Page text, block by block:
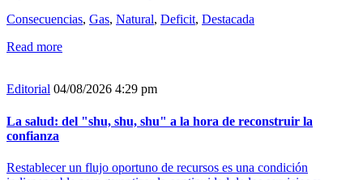
Consecuencias, Gas, Natural, Deficit, Destacada
Read more
Editorial 04/08/2026 4:29 pm
La salud: del "shu, shu, shu" a la hora de reconstruir la
confianza
Restablecer un flujo oportuno de recursos es una condición